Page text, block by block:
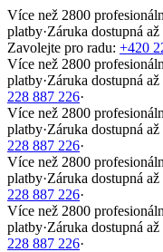
Více než 2800
platby·Záruka dostupná
Zavolejte pro radu: +420
Více než 2800
platby·Záruka dostupná
228 887 226·
Více než 2800
platby·Záruka dostupná
228 887 226·
Více než 2800
platby·Záruka dostupná
228 887 226·
Více než 2800
platby·Záruka dostupná
228 887 226·